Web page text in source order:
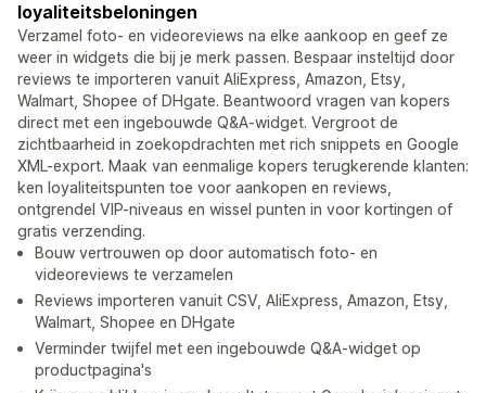
loyaliteitsbeloningen
Verzamel foto- en videoreviews na elke aankoop en geef ze
weer in widgets die bij je merk passen. Bespaar insteltijd door
reviews te importeren vanuit AliExpress, Amazon, Etsy,
Walmart, Shopee of DHgate. Beantwoord vragen van kopers
direct met een ingebouwde Q&A-widget. Vergroot de
zichtbaarheid in zoekopdrachten met rich snippets en Google
XML-export. Maak van eenmalige kopers terugkerende klanten:
ken loyaliteitspunten toe voor aankopen en reviews,
ontgrendel VIP-niveaus en wissel punten in voor kortingen of
gratis verzending.
Bouw vertrouwen op door automatisch foto- en
videoreviews te verzamelen
Reviews importeren vanuit CSV, AliExpress, Amazon, Etsy,
Walmart, Shopee en DHgate
Verminder twijfel met een ingebouwde Q&A-widget op
productpagina's